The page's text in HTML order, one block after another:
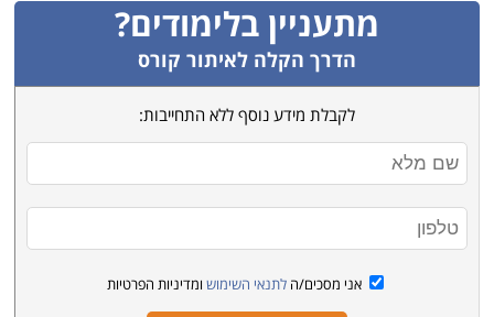
מתעניין בלימודים?
הדרך הקלה לאיתור קורס
לקבלת מידע נוסף ללא התחייבות:
אני מסכים/ה לתנאי השימוש ומדיניות הפרטיות